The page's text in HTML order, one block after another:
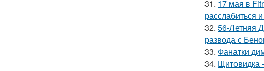
31. 17 мая в
расслабиться
32. 56-Летняя
развода с
33. Фанатки
34. Щитовидка